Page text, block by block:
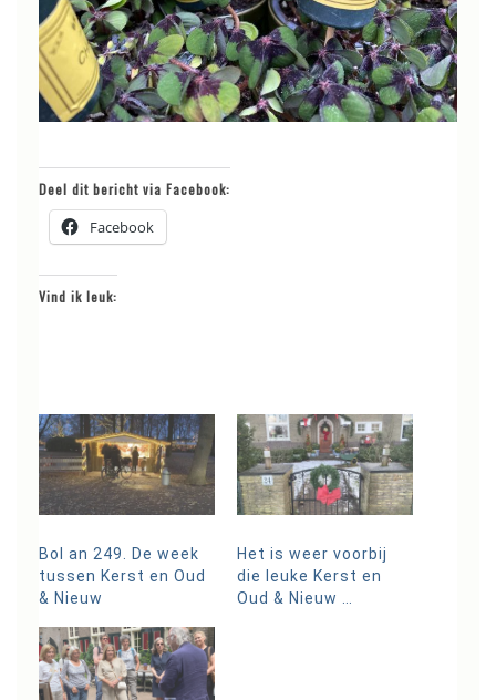
Deel dit bericht via Facebook:
Facebook
Vind ik leuk:
Bol an 249. De week
tussen Kerst en Oud
& Nieuw
Het is weer voorbij
die leuke Kerst en
Oud & Nieuw …